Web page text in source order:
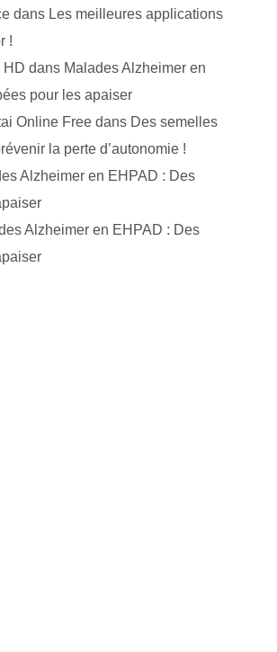
dans Les meilleures applications
!
HD dans Malades Alzheimer en
pour les apaiser
Online Freedans Des semelles
la perte d’autonomie !
Alzheimer en EHPAD : Des
Alzheimer en EHPAD : Des